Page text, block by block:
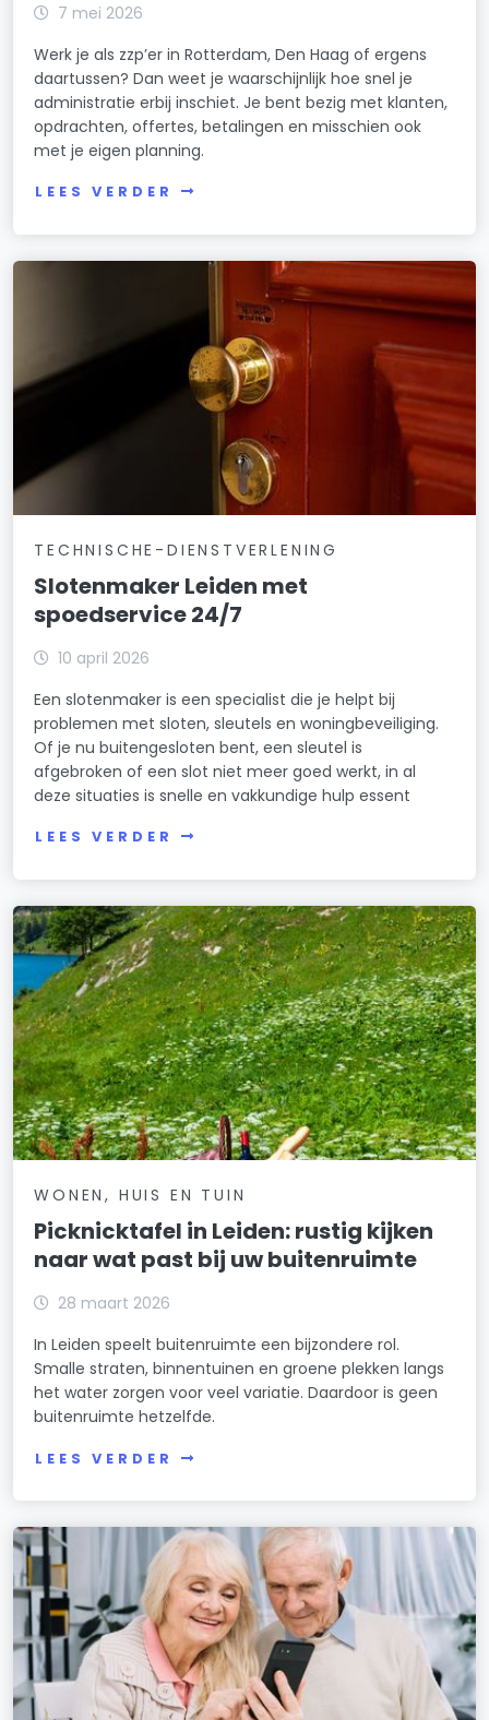
7 mei 2026
Werk je als zzp’er in Rotterdam, Den Haag of ergens
daartussen? Dan weet je waarschijnlijk hoe snel je
administratie erbij inschiet. Je bent bezig met klanten,
opdrachten, offertes, betalingen en misschien ook
met je eigen planning.
LEES VERDER
TECHNISCHE-DIENSTVERLENING
Slotenmaker Leiden met
spoedservice 24/7
10 april 2026
Een slotenmaker is een specialist die je helpt bij
problemen met sloten, sleutels en woningbeveiliging.
Of je nu buitengesloten bent, een sleutel is
afgebroken of een slot niet meer goed werkt, in al
deze situaties is snelle en vakkundige hulp essent
LEES VERDER
WONEN, HUIS EN TUIN
Picknicktafel in Leiden: rustig kijken
naar wat past bij uw buitenruimte
28 maart 2026
In Leiden speelt buitenruimte een bijzondere rol.
Smalle straten, binnentuinen en groene plekken langs
het water zorgen voor veel variatie. Daardoor is geen
buitenruimte hetzelfde.
LEES VERDER